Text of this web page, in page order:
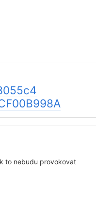
to nebudu provokovat